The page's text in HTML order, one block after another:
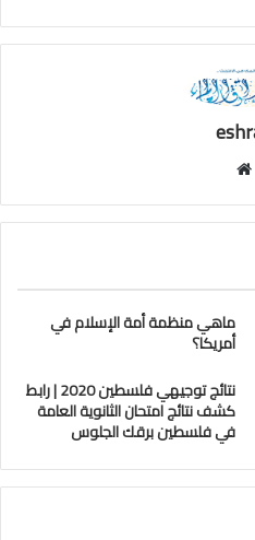
ماهي منظمة أمة الإسلام في
أمريكا؟
نتائج توجيهي فلسطين 2020 | رابط
كشف نتائج امتحان الثانوية العامة
في فلسطين برقك الجلوس